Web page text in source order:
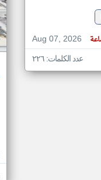
Aug 07, 2026
عدد الكلمات: ٢٢٦